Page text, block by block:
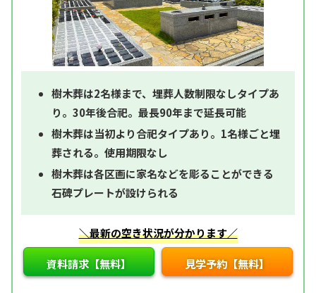
樹木葬は2名様まで、埋葬人数制限なしタイプあ
り。30年後合祀。最長90年まで延長可能
樹木葬は当初より合祀タイプあり。1名様ごと埋
葬される。使用期限なし
樹木葬は各区画に家名などを彫ることができる
石碑プレートが設けられる
＼最新の空き状況が分かります／
資料請求【無料】 見学予約【無料】